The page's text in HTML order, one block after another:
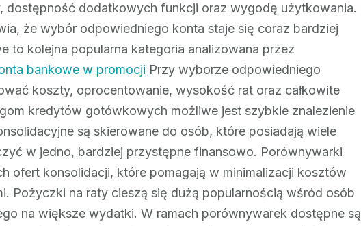
dostępność dodatkowych funkcji oraz wygodę użytkowania.
że wybór odpowiedniego konta staje się coraz bardziej
to kolejna popularna kategoria analizowana przez
bankowe w promocji Przy wyborze odpowiedniego
koszty, oprocentowanie, wysokość rat oraz całkowite
kredytów gotówkowych możliwe jest szybkie znalezienie
są skierowane do osób, które posiadają wiele
w jedno, bardziej przystępne finansowo. Porównywarki
ofert konsolidacji, które pomagają w minimalizacji kosztów
Pożyczki na raty cieszą się dużą popularnością wśród osób
na większe wydatki. W ramach porównywarek dostępne są